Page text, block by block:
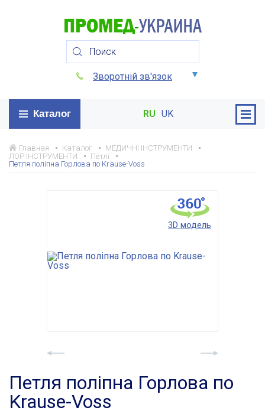
Зворотній зв'язок
Каталог RU UK
Главная Каталог
МЕДИЧНІ ІНСТРУМЕНТИ
ЛОР ІНСТРУМЕНТИ
Петлі
Петля поліпна Горлова по Krause-Voss
3D модель
Петля поліпна Горлова по
Krause-Voss